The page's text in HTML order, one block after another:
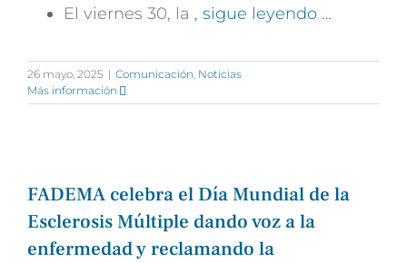
El viernes 30, la , sigue leyendo …
26 mayo, 2025 | Comunicación, Noticias
Más información
FADEMA celebra el Día Mundial de la
Esclerosis Múltiple dando voz a la
enfermedad y reclamando la